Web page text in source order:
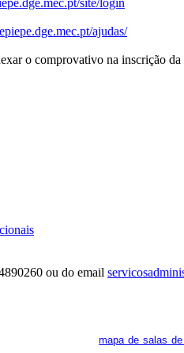
ajudas/
o comprovativo na inscrição
ou do email
mapa de salas